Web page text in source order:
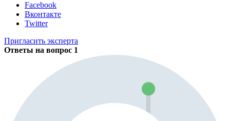
Facebook
Вконтакте
Twitter
Пригласить эксперта
Ответы на вопрос 1